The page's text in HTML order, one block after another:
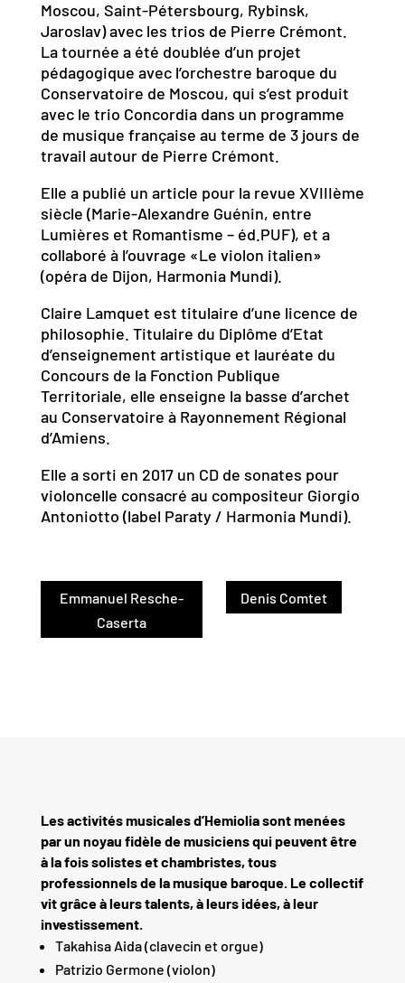
Moscou, Saint-Pétersbourg, Rybinsk,
Jaroslav) avec les trios de Pierre Crémont.
La tournée a été doublée d’un projet
pédagogique avec l’orchestre baroque du
Conservatoire de Moscou, qui s’est produit
avec le trio Concordia dans un programme
de musique française au terme de 3 jours de
travail autour de Pierre Crémont.
Elle a publié un article pour la revue XVIIIème
siècle (Marie-Alexandre Guénin, entre
Lumières et Romantisme – éd.PUF), et a
collaboré à l’ouvrage «Le violon italien»
(opéra de Dijon, Harmonia Mundi).
Claire Lamquet est titulaire d’une licence de
philosophie. Titulaire du Diplôme d’Etat
d’enseignement artistique et lauréate du
Concours de la Fonction Publique
Territoriale, elle enseigne la basse d’archet
au Conservatoire à Rayonnement Régional
d’Amiens.
Elle a sorti en 2017 un CD de sonates pour
violoncelle consacré au compositeur Giorgio
Antoniotto (label Paraty / Harmonia Mundi).
Emmanuel Resche-
Caserta
Denis Comtet
Les activités musicales d’Hemiolia sont menées
par un noyau fidèle de musiciens qui peuvent être
à la fois solistes et chambristes, tous
professionnels de la musique baroque. Le collectif
vit grâce à leurs talents, à leurs idées, à leur
investissement.
Takahisa Aida (clavecin et orgue)
Patrizio Germone (violon)